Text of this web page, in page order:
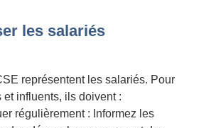
les salariés
représentent les salariés. Pour
et influents, ils doivent :
régulièrement : Informez les